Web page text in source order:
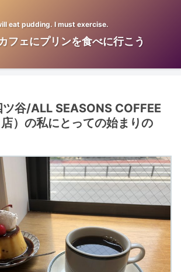
eat pudding. I must exercise.
フェにプリンを食べに行こう
谷/ALL SEASONS COFFEE
）の私にとっての始まりの